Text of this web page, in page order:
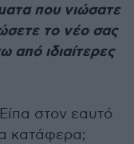
που νιώσατε
το νέο σας
από ιδιαίτερες
στον εαυτό
κατάφερα;